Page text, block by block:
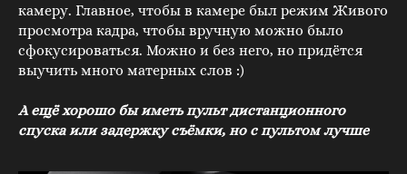
камеру. Главное, чтобы в камере был режим Живого
просмотра кадра, чтобы вручную можно было
сфокусироваться. Можно и без него, но придётся
выучить много матерных слов :)
А ещё хорошо бы иметь пульт дистанционного
спуска или задержку съёмки, но с пультом лучше